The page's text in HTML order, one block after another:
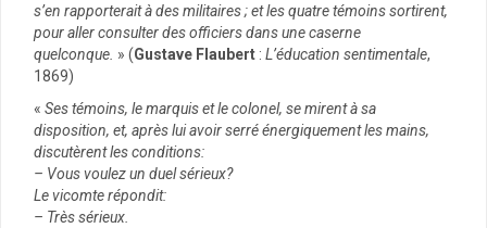
s’en rapporterait à des militaires ; et les quatre témoins sortirent,
pour aller consulter des officiers dans une caserne
quelconque. » (Gustave Flaubert : L’éducation sentimentale,
1869)
« Ses témoins, le marquis et le colonel, se mirent à sa
disposition, et, après lui avoir serré énergiquement les mains,
discutèrent les conditions:
– Vous voulez un duel sérieux?
Le vicomte répondit:
– Très sérieux.